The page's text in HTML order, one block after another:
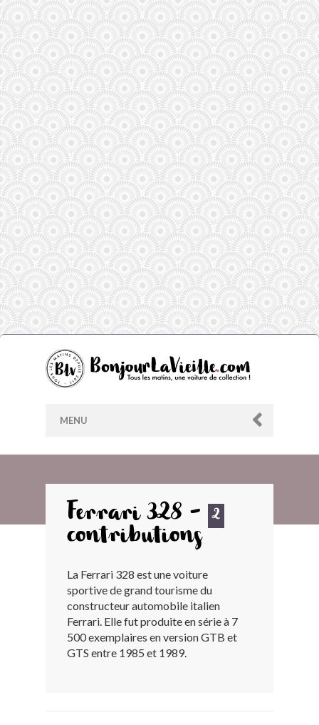
MENU
ARCHIVES
LES CONTRIBUTEURS
LE BLOG
BONJOURLAVIEILLE ?
Ferrari 328 - 2
contributions
La Ferrari 328 est une voiture
sportive de grand tourisme du
constructeur automobile italien
Ferrari. Elle fut produite en série à 7
500 exemplaires en version GTB et
GTS entre 1985 et 1989.